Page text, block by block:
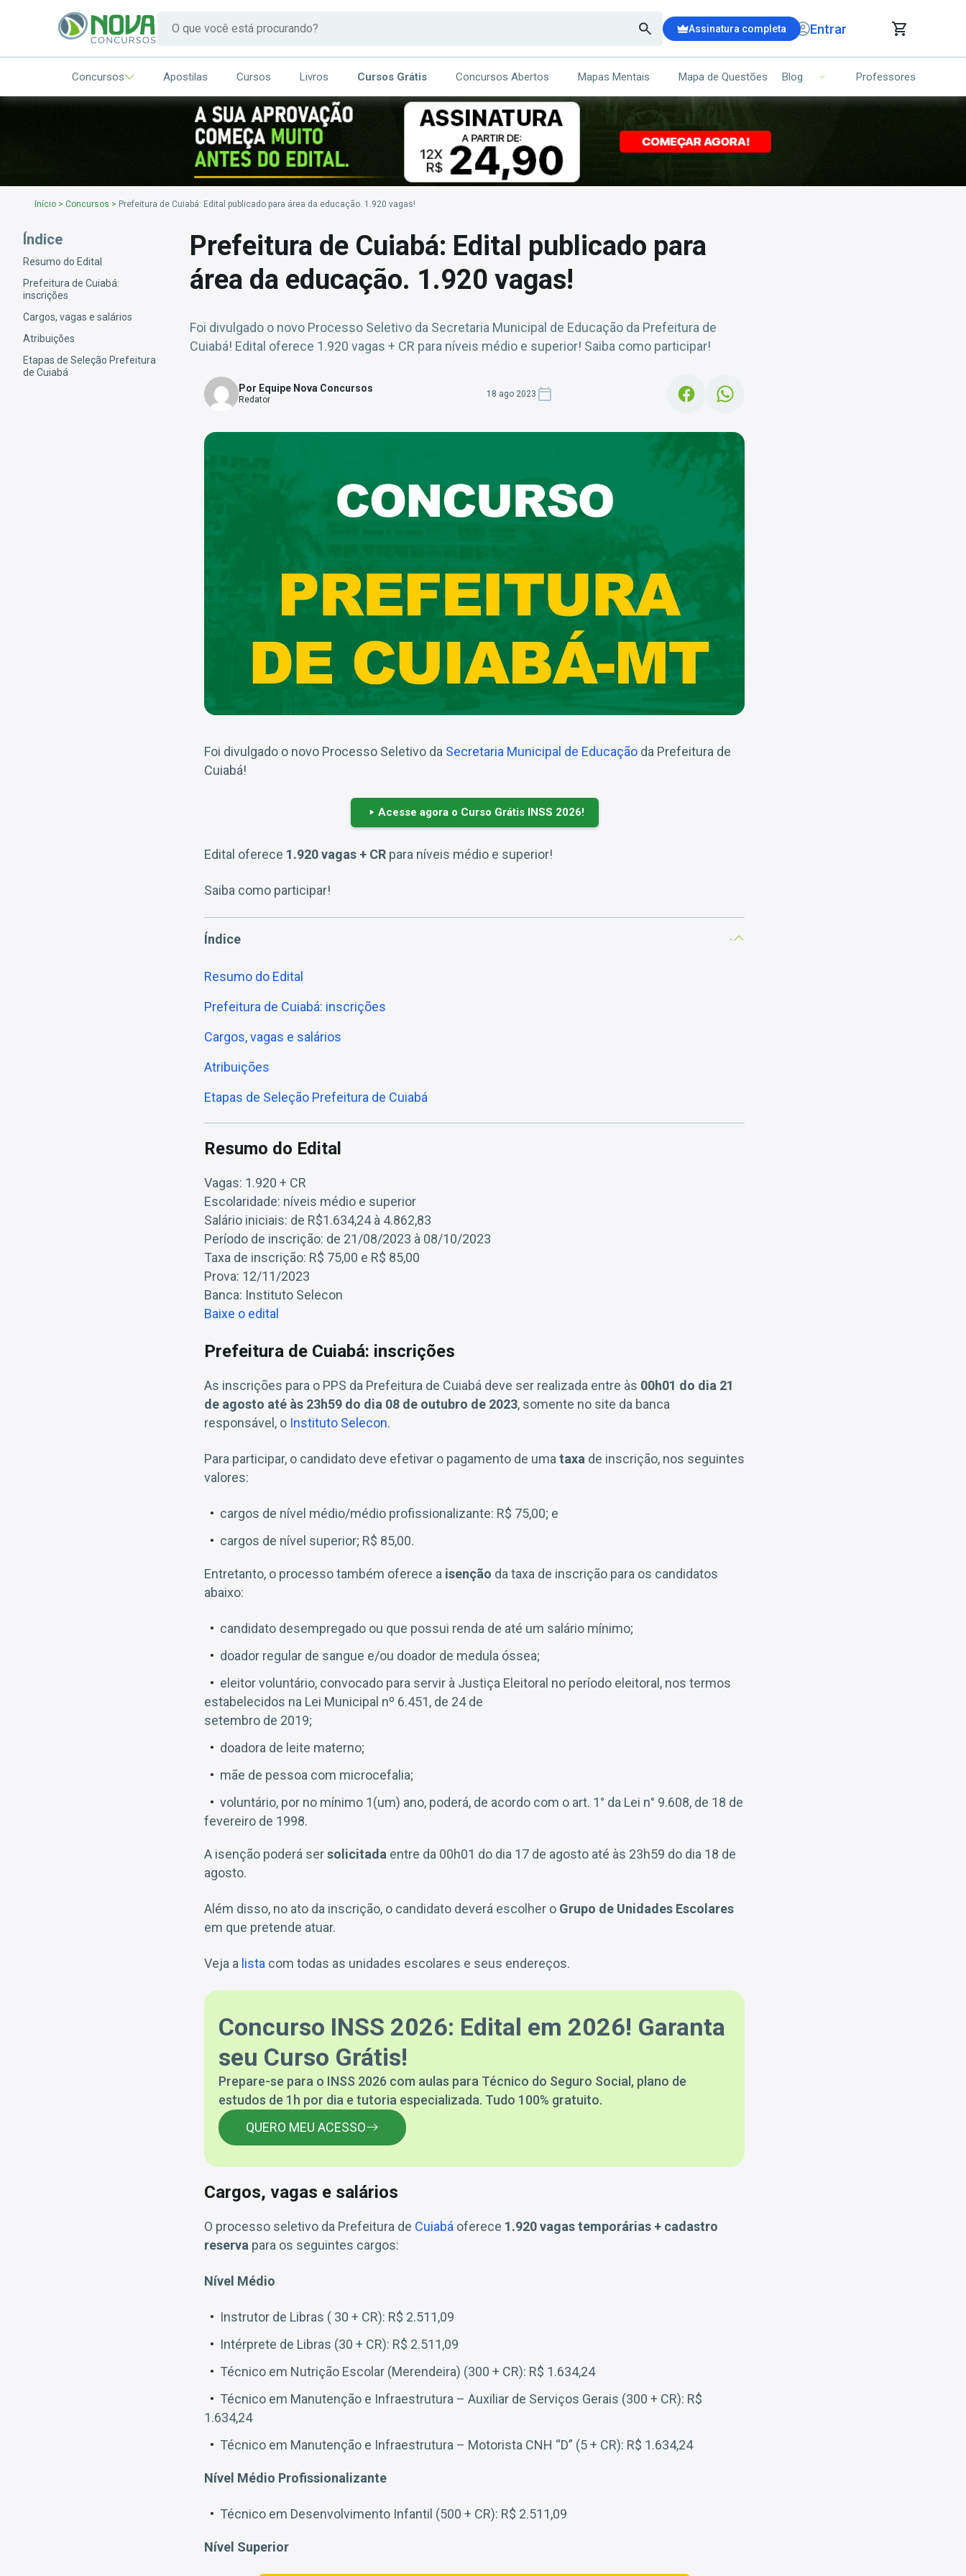
Assinatura completa Entrar
CARRINHO DE COMPRAS
ITENS (00)
Ops!
Seu carrinho ainda está vazio.
Concursos Apostilas Cursos Livros Cursos Grátis Concursos Abertos Mapas Mentais Mapa de Questões Blog Professores
Início > Concursos > Prefeitura de Cuiabá: Edital publicado para área da educação. 1.920 vagas!
Índice
Resumo do Edital
Prefeitura de Cuiabá:
inscrições
Cargos, vagas e salários
Atribuições
Etapas de Seleção Prefeitura
de Cuiabá
Prefeitura de Cuiabá: Edital publicado para
área da educação. 1.920 vagas!
Foi divulgado o novo Processo Seletivo da Secretaria Municipal de Educação da Prefeitura de
Cuiabá! Edital oferece 1.920 vagas + CR para níveis médio e superior! Saiba como participar!
Por Equipe Nova Concursos
Redator
18 ago 2023
Foi divulgado o novo Processo Seletivo da Secretaria Municipal de Educação da Prefeitura de
Cuiabá!
Acesse agora o Curso Grátis INSS 2026!
Edital oferece 1.920 vagas + CR para níveis médio e superior!
Saiba como participar!
Índice
Resumo do Edital
Prefeitura de Cuiabá: inscrições
Cargos, vagas e salários
Atribuições
Etapas de Seleção Prefeitura de Cuiabá
Resumo do Edital
Vagas: 1.920 + CR
Escolaridade: níveis médio e superior
Salário iniciais: de R$1.634,24 à 4.862,83
Período de inscrição: de 21/08/2023 à 08/10/2023
Taxa de inscrição: R$ 75,00 e R$ 85,00
Prova: 12/11/2023
Banca: Instituto Selecon
Baixe o edital
Prefeitura de Cuiabá: inscrições
As inscrições para o PPS da Prefeitura de Cuiabá deve ser realizada entre às 00h01 do dia 21
de agosto até às 23h59 do dia 08 de outubro de 2023, somente no site da banca
responsável, o Instituto Selecon.
Para participar, o candidato deve efetivar o pagamento de uma taxa de inscrição, nos seguintes
valores:
cargos de nível médio/médio profissionalizante: R$ 75,00; e
cargos de nível superior; R$ 85,00.
Entretanto, o processo também oferece a isenção da taxa de inscrição para os candidatos
abaixo:
candidato desempregado ou que possui renda de até um salário mínimo;
doador regular de sangue e/ou doador de medula óssea;
eleitor voluntário, convocado para servir à Justiça Eleitoral no período eleitoral, nos termos
estabelecidos na Lei Municipal nº 6.451, de 24 de
setembro de 2019;
doadora de leite materno;
mãe de pessoa com microcefalia;
voluntário, por no mínimo 1(um) ano, poderá, de acordo com o art. 1° da Lei n° 9.608, de 18 de
fevereiro de 1998.
A isenção poderá sersolicitada entre da 00h01 do dia 17 de agosto até às 23h59 do dia 18 de
agosto.
Além disso, no ato da inscrição, o candidato deverá escolher o Grupo de Unidades Escolares
em que pretende atuar.
Veja a lista com todas as unidades escolares e seus endereços.
Concurso INSS 2026: Edital em 2026! Garanta
seu Curso Grátis!
Prepare-se para o INSS 2026 com aulas para Técnico do Seguro Social, plano de
estudos de 1h por dia e tutoria especializada. Tudo 100% gratuito.
QUERO MEU ACESSO
Cargos, vagas e salários
O processo seletivo da Prefeitura de Cuiabá oferece 1.920 vagas temporárias + cadastro
reserva para os seguintes cargos:
Nível Médio
Instrutor de Libras ( 30 + CR): R$ 2.511,09
Intérprete de Libras (30 + CR): R$ 2.511,09
Técnico em Nutrição Escolar (Merendeira) (300 + CR): R$ 1.634,24
Técnico em Manutenção e Infraestrutura – Auxiliar de Serviços Gerais (300 + CR): R$
1.634,24
Técnico em Manutenção e Infraestrutura – Motorista CNH “D” (5 + CR): R$ 1.634,24
Nível Médio Profissionalizante
Técnico em Desenvolvimento Infantil (500 + CR): R$ 2.511,09
Nível Superior